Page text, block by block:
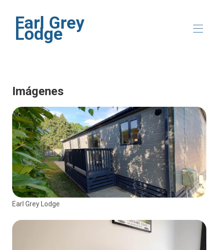
Earl Grey
Lodge
Disponibilidad
Reseñas
Contacto
Imágenes
Earl Grey Lodge